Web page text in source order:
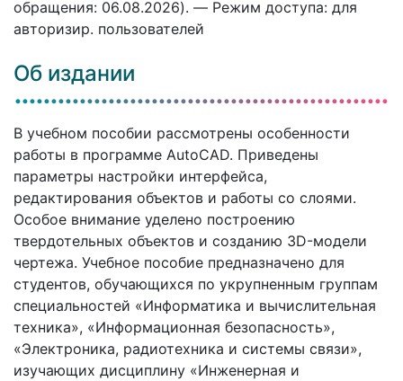
обращения: 06.08.2026). — Режим доступа: для
авторизир. пользователей
Об издании
В учебном пособии рассмотрены особенности
работы в программе AutoCAD. Приведены
параметры настройки интерфейса,
редактирования объектов и работы со слоями.
Особое внимание уделено построению
твердотельных объектов и созданию 3D-модели
чертежа. Учебное пособие предназначено для
студентов, обучающихся по укрупненным группам
специальностей «Информатика и вычислительная
техника», «Информационная безопасность»,
«Электроника, радиотехника и системы связи»,
изучающих дисциплину «Инженерная и